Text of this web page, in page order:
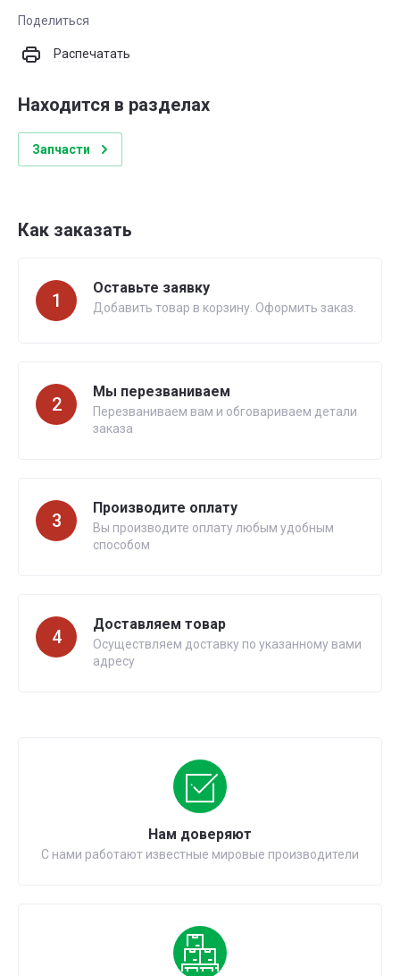
Поделиться
Распечатать
Находится в разделах
Запчасти
Как заказать
1
Оставьте заявку
Добавить товар в корзину. Оформить заказ.
2
Мы перезваниваем
Перезваниваем вам и обговариваем детали
заказа
3
Производите оплату
Вы производите оплату любым удобным
способом
4
Доставляем товар
Осуществляем доставку по указанному вами
адресу
Нам доверяют
С нами работают известные мировые производители